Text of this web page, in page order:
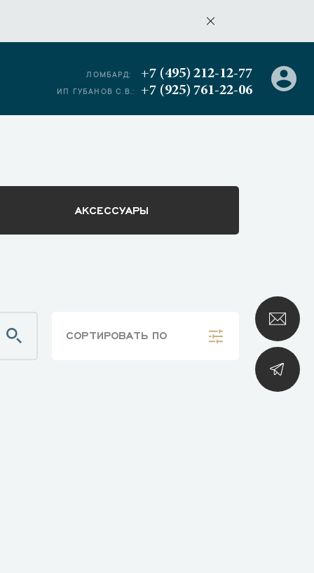
ЛОМБАРД: +7 (495) 212-12-77
ИП ГУБАНОВ С.В.: +7 (925) 761-22-06
АКСЕССУАРЫ
СОРТИРОВАТЬ ПО